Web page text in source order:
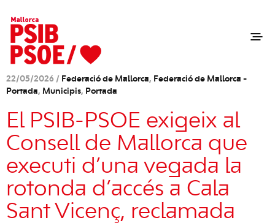
22/05/2026 / Federació de Mallorca, Federació de Mallorca -
Portada, Municipis, Portada
El PSIB-PSOE exigeix al
Consell de Mallorca que
executi d’una vegada la
rotonda d’accés a Cala
Sant Vicenç, reclamada